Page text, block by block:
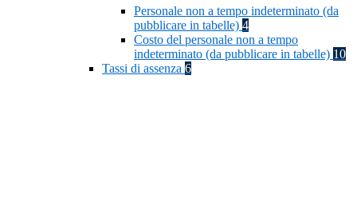
Personale non a tempo indeterminato (da
pubblicare in tabelle) 4
Costo del personale non a tempo
indeterminato (da pubblicare in tabelle) 10
Tassi di assenza 6